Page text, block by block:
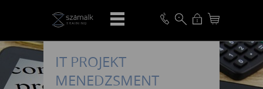
IT PROJEKT
MENEDZSMENT